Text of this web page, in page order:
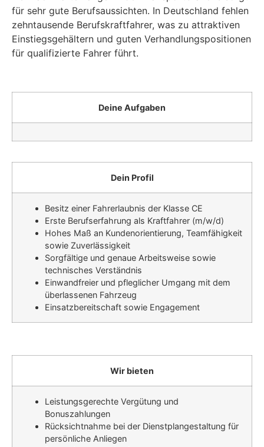
für sehr gute Berufsaussichten. In Deutschland fehlen
zehntausende Berufskraftfahrer, was zu attraktiven
Einstiegsgehältern und guten Verhandlungspositionen
für qualifizierte Fahrer führt.
Deine Aufgaben
Dein Profil
Besitz einer Fahrerlaubnis der Klasse CE
Erste Berufserfahrung als Kraftfahrer (m/w/d)
Hohes Maß an Kundenorientierung, Teamfähigkeit
sowie Zuverlässigkeit
Sorgfältige und genaue Arbeitsweise sowie
technisches Verständnis
Einwandfreier und pfleglicher Umgang mit dem
überlassenen Fahrzeug
Einsatzbereitschaft sowie Engagement
Wir bieten
Leistungsgerechte Vergütung und
Bonuszahlungen
Rücksichtnahme bei der Dienstplangestaltung für
persönliche Anliegen